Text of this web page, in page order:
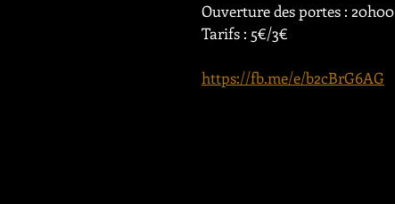
Ouverture des portes : 20h00
Tarifs : 5€/3€
https://fb.me/e/b2cBrG6AG